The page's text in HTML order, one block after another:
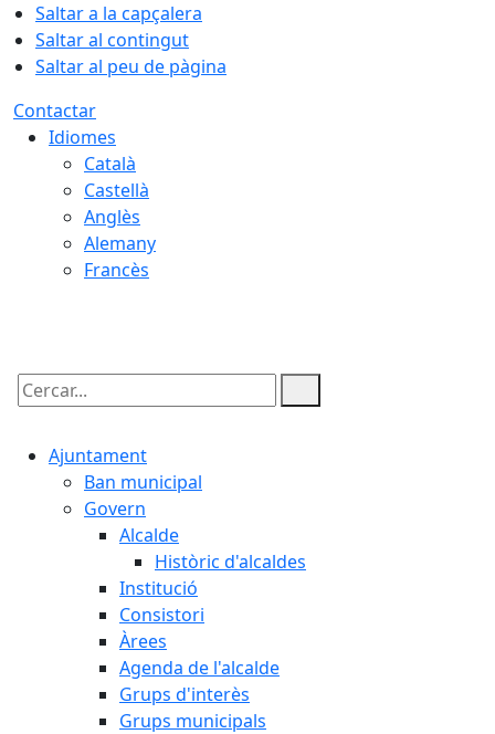
Saltar a la capçalera
Saltar al contingut
Saltar al peu de pàgina
Contactar
Idiomes
Català
Castellà
Anglès
Alemany
Francès
Cercar:
Ajuntament
Ban municipal
Govern
Alcalde
Històric d'alcaldes
Institució
Consistori
Àrees
Agenda de l'alcalde
Grups d'interès
Grups municipals